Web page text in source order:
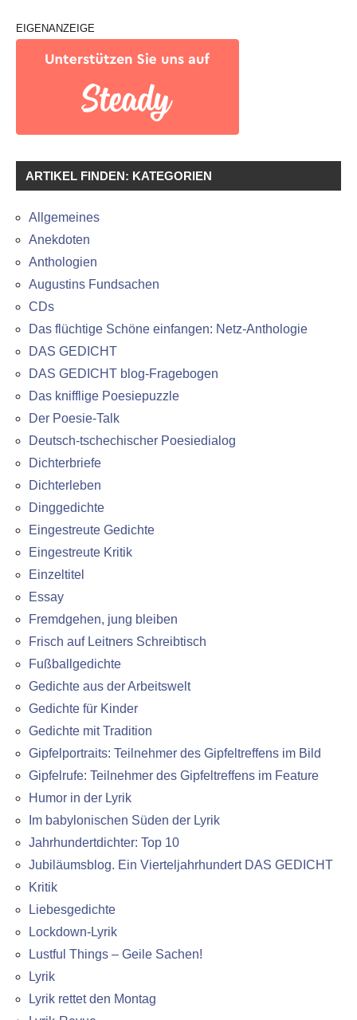
EIGENANZEIGE
ARTIKEL FINDEN: KATEGORIEN
Allgemeines
Anekdoten
Anthologien
Augustins Fundsachen
CDs
Das flüchtige Schöne einfangen: Netz-Anthologie
DAS GEDICHT
DAS GEDICHT blog-Fragebogen
Das knifflige Poesiepuzzle
Der Poesie-Talk
Deutsch-tschechischer Poesiedialog
Dichterbriefe
Dichterleben
Dinggedichte
Eingestreute Gedichte
Eingestreute Kritik
Einzeltitel
Essay
Fremdgehen, jung bleiben
Frisch auf Leitners Schreibtisch
Fußballgedichte
Gedichte aus der Arbeitswelt
Gedichte für Kinder
Gedichte mit Tradition
Gipfelportraits: Teilnehmer des Gipfeltreffens im Bild
Gipfelrufe: Teilnehmer des Gipfeltreffens im Feature
Humor in der Lyrik
Im babylonischen Süden der Lyrik
Jahrhundertdichter: Top 10
Jubiläumsblog. Ein Vierteljahrhundert DAS GEDICHT
Kritik
Liebesgedichte
Lockdown-Lyrik
Lustful Things – Geile Sachen!
Lyrik
Lyrik rettet den Montag